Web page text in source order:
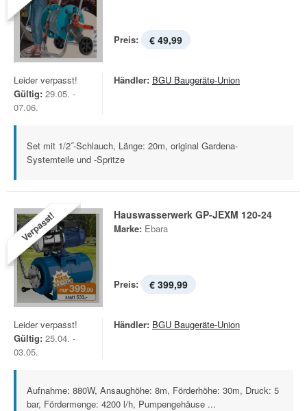
Preis: € 49,99
Leider verpasst!
Gültig: 29.05. -
07.06.
Händler: BGU Baugeräte-Union
Set mit 1/2˝-Schlauch, Länge: 20m, original Gardena-
Systemteile und -Spritze
Verpasst! Hauswasserwerk GP-JEXM 120-24
Marke: Ebara
Preis: € 399,99
Leider verpasst!
Gültig: 25.04. -
03.05.
Händler: BGU Baugeräte-Union
Aufnahme: 880W, Ansaughöhe: 8m, Förderhöhe: 30m, Druck: 5
bar, Fördermenge: 4200 l/h, Pumpengehäuse ...